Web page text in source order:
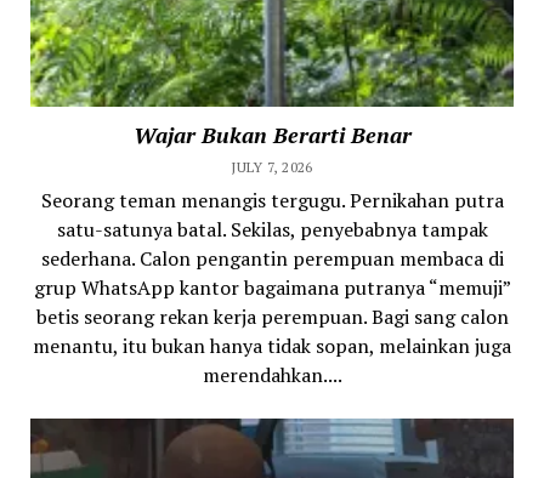
Wajar Bukan Berarti Benar
JULY 7, 2026
Seorang teman menangis tergugu. Pernikahan putra
satu-satunya batal. Sekilas, penyebabnya tampak
sederhana. Calon pengantin perempuan membaca di
grup WhatsApp kantor bagaimana putranya “memuji”
betis seorang rekan kerja perempuan. Bagi sang calon
menantu, itu bukan hanya tidak sopan, melainkan juga
merendahkan....